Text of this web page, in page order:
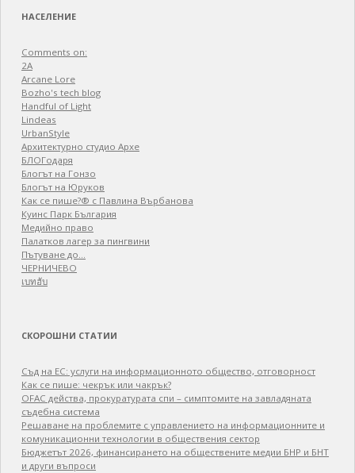
НАСЕЛЕНИЕ
Comments on:
2A
Arcane Lore
Bozho's tech blog
Handful of Light
Lindeas
UrbanStyle
Архитектурно студио Архе
БЛОГодаря
Блогът на Гонзо
Блогът на Юруков
Как се пише?® с Павлина Върбанова
Куинс Парк България
Медийно право
Палатков лагер зa пингвини
Пътуване до…
ЧЕРНИЧЕВО
เบทฮับ
СКОРОШНИ СТАТИИ
Съд на ЕС: услуги на информационното общество, отговорност
Как се пише: чекрък или чакрък?
OFAC действа, прокуратурата спи – симптомите на завладяната
съдебна система
Решаване на проблемите с управлението на информационните и
комуникационни технологии в обществения сектор
Бюджетът 2026, финансирането на обществените медии БНР и БНТ
и други въпроси